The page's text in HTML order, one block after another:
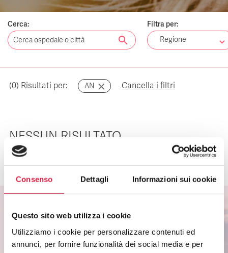
Consenso Dettagli Informazioni sui cookie
Questo sito web utilizza i cookie
Utilizziamo i cookie per personalizzare contenuti ed
annunci, per fornire funzionalità dei social media e per
CHI SIAMO
Cerca:
search
Filtra per:
Regione
(0) Risultati per: AN Cancella i filtri
NESSUN RISULTATO
ISCRIVITI ALLA NEWSLETTER